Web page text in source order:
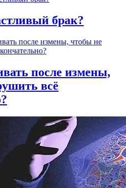
брак?
после измены,
всё